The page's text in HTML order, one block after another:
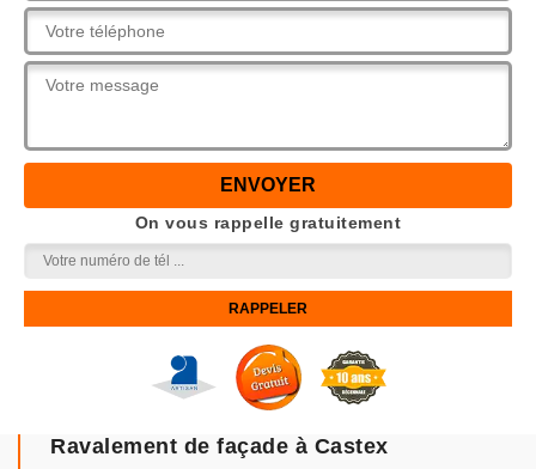
On vous rappelle gratuitement
Ravalement de façade à Castex